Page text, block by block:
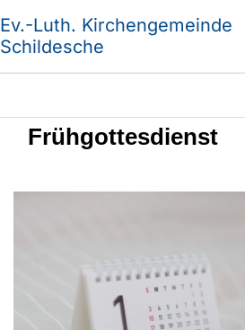
Ev.-Luth. Kirchengemeinde
Schildesche
Frühgottesdienst